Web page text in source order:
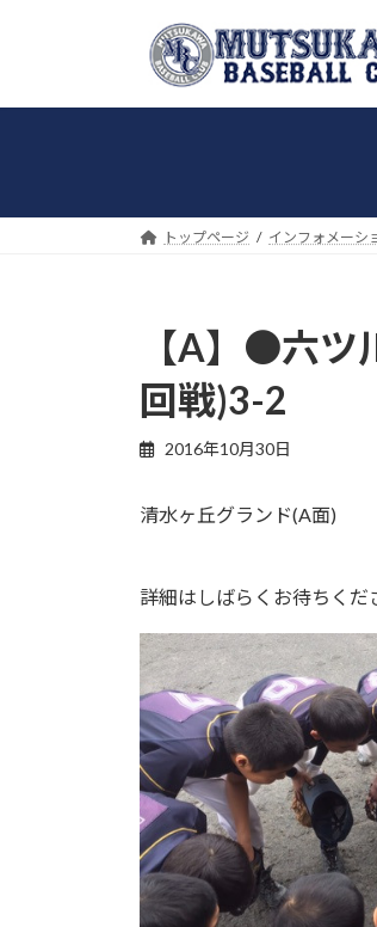
キ
に
トップページ インフォメーシ
【A】●六ツ
回戦)3-2
2016年10月30日
清水ヶ丘グランド(A面)
詳細はしばらくお待ちくだ